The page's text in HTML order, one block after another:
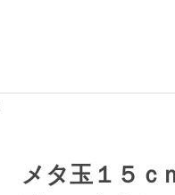
メタ玉１５